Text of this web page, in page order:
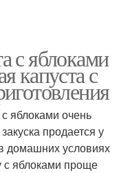
с яблоками
капуста с
яблоками очень
продается у
домашних условиях
с яблоками проще